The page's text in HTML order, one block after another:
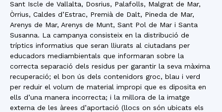
Sant Iscle de Vallalta, Dosrius, Palafolls, Malgrat de Mar,
Òrrius, Caldes d’Estrac, Premià de Dalt, Pineda de Mar,
Arenys de Mar, Arenys de Munt, Sant Pol de Mar i Santa
Susanna. La campanya consisteix en la distribució de
tríptics informatius que seran lliurats al ciutadans per
educadors mediambientals que informaran sobre la
correcta separació dels residus per garantir la seva màxima
recuperació; el bon ús dels contenidors groc, blau i verd
per reduir el volum de material impropi que es diposita en
ells d’una manera incorrecta; i la millora de la imatge
externa de les àrees d’aportació (llocs on són ubicats els